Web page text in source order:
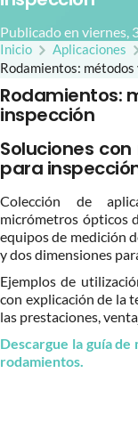
Publicado en viernes,
Inicio
Aplicaciones
Rodamientos:
Rodamientos:
inspección
Soluciones
para
Colección de
micrómetros ópticos
equipos de medición
y dos dimensiones
Ejemplos de
con explicación de la
las prestaciones,
Descargue la guía
rodamientos.